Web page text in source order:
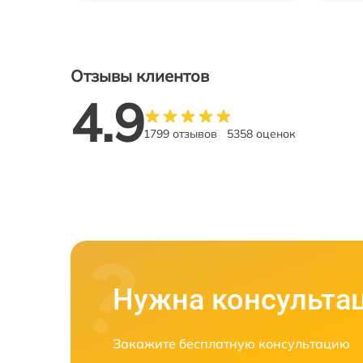
Отзывы клиентов
4.91799 отзывов 5358 оценок
Нужна
Закажите бесплатную консультацию